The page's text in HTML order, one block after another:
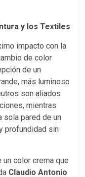
y los Textiles
impacto con la
de color
de un
más luminoso
son aliados
mientras
sola pared de un
profundidad sin
color crema que
Claudio Antonio